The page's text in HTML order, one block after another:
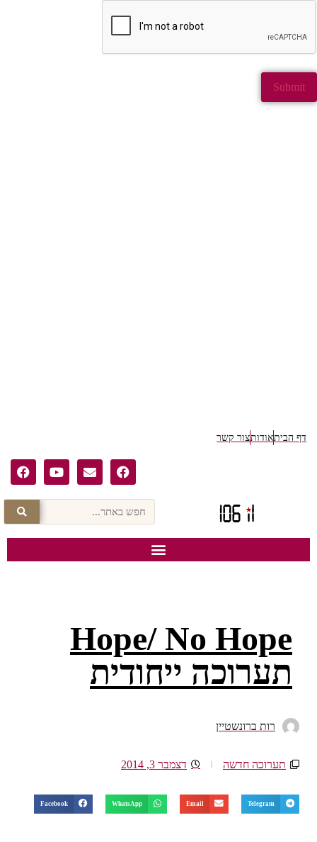
דף הביתאודותצור קשר
Hope/ No Hope
תערוכה ייחודית
רות ברונשטיין
תערוכה חדשה דצמבר 3, 2014
Telegram
Email
WhatsApp
Facebook